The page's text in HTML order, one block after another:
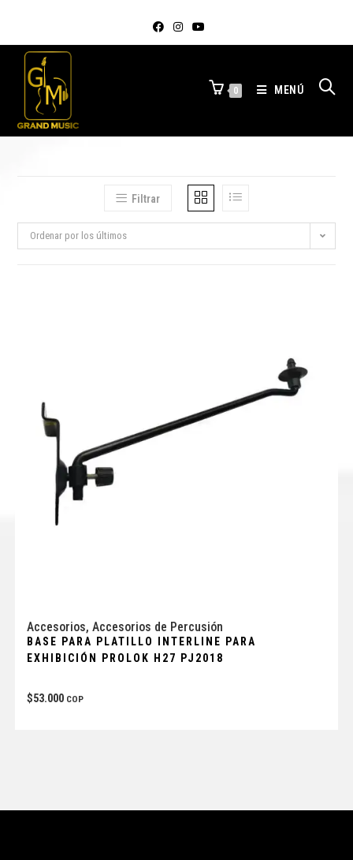
0 MENÚ
Filtrar
Ordenar por los últimos
Accesorios, Accesorios de Percusión
BASE PARA PLATILLO INTERLINE PARA
EXHIBICIÓN PROLOK H27 PJ2018
$53.000 COP